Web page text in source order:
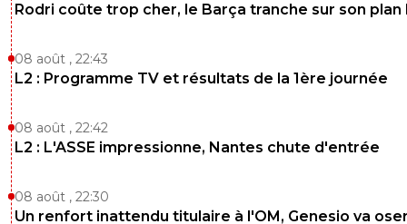
Rodri coûte trop cher, le Barça tranche sur son plan
08 août , 22:43
L2 : Programme TV et résultats de la 1ère journée
08 août , 22:42
L2 : L'ASSE impressionne, Nantes chute d'entrée
08 août , 22:30
Un renfort inattendu titulaire à l'OM, Genesio va